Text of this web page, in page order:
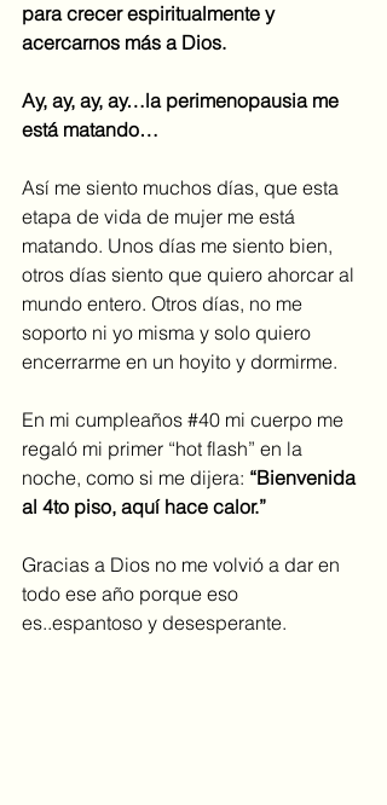
para crecer espiritualmente y
acercarnos más a Dios.
Ay, ay, ay, ay…la perimenopausia me
está matando…
Así me siento muchos días, que esta
etapa de vida de mujer me está
matando. Unos días me siento bien,
otros días siento que quiero ahorcar al
mundo entero. Otros días, no me
soporto ni yo misma y solo quiero
encerrarme en un hoyito y dormirme.
En mi cumpleaños #40 mi cuerpo me
regaló mi primer “hot flash” en la
noche, como si me dijera: “Bienvenida
al 4to piso, aquí hace calor.”
Gracias a Dios no me volvió a dar en
todo ese año porque eso
es..espantoso y desesperante.